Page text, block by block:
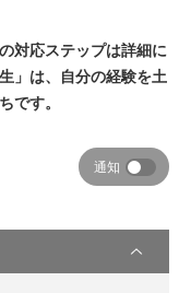
対応ステップは詳細に
」は、自分の経験を土
です。
通知